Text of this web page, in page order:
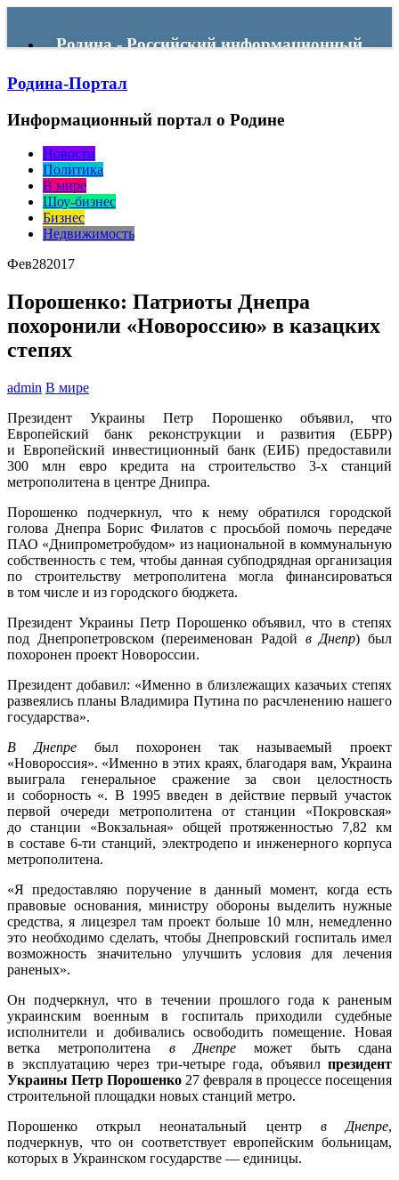
Родина - Российский информационный
портал
Родина-Портал
Информационный портал о Родине
Новости
Политика
В мире
Шоу-бизнес
Бизнес
Недвижимость
Фев282017
Порошенко: Патриоты Днепра
похоронили «Новороссию» в казацких
степях
admin В мире
Президент Украины Петр Порошенко объявил, что
Европейский банк реконструкции и развития (ЕБРР)
и Европейский инвестиционный банк (ЕИБ) предоставили
300 млн евро кредита на строительство 3-х станций
метрополитена в центре Днипра.
Порошенко подчеркнул, что к нему обратился городской
голова Днепра Борис Филатов с просьбой помочь передаче
ПАО «Днипрометробудом» из национальной в коммунальную
собственность с тем, чтобы данная субподрядная организация
по строительству метрополитена могла финансироваться
в том числе и из городского бюджета.
Президент Украины Петр Порошенко объявил, что в степях
под Днепропетровском (переименован Радой в Днепр) был
похоронен проект Новороссии.
Президент добавил: «Именно в близлежащих казачьих степях
развеялись планы Владимира Путина по расчленению нашего
государства».
В Днепре был похоронен так называемый проект
«Новороссия». «Именно в этих краях, благодаря вам, Украина
выиграла генеральное сражение за свои целостность
и соборность «. В 1995 введен в действие первый участок
первой очереди метрополитена от станции «Покровская»
до станции «Вокзальная» общей протяженностью 7,82 км
в составе 6-ти станций, электродепо и инженерного корпуса
метрополитена.
«Я предоставляю поручение в данный момент, когда есть
правовые основания, министру обороны выделить нужные
средства, я лицезрел там проект больше 10 млн, немедленно
это необходимо сделать, чтобы Днепровский госпиталь имел
возможность значительно улучшить условия для лечения
раненых».
Он подчеркнул, что в течении прошлого года к раненым
украинским военным в госпиталь приходили судебные
исполнители и добивались освободить помещение. Новая
ветка метрополитена в Днепре может быть сдана
в эксплуатацию через три-четыре года, объявил президент
Украины Петр Порошенко 27 февраля в процессе посещения
строительной площадки новых станций метро.
Порошенко открыл неонатальный центр в Днепре,
подчеркнув, что он соответствует европейским больницам,
которых в Украинском государстве — единицы.